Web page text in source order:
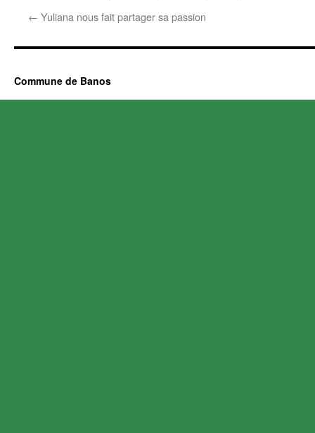
← Yuliana nous fait partager sa passion
Commune de Banos